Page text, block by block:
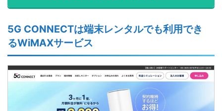
5G CONNECTは端末レンタルでも利用でき
るWiMAXサービス